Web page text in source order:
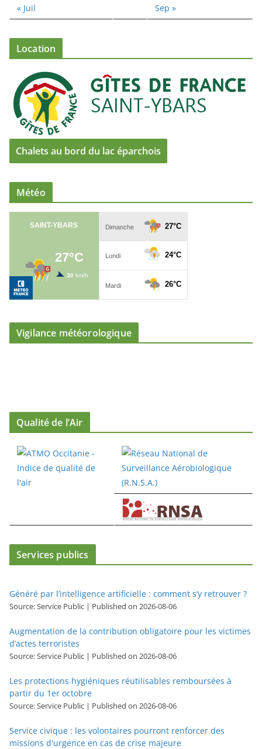
« Juil Sep »
Location
Chalets au bord du lac éparchois
Météo
Vigilance météorologique
Qualité de l’Air
Services publics
Généré par l’intelligence artificielle : comment s’y retrouver ?
Source: Service Public Published on 2026-08-06
Augmentation de la contribution obligatoire pour les victimes
d’actes terroristes
Source: Service Public Published on 2026-08-06
Les protections hygiéniques réutilisables remboursées à
partir du 1er octobre
Source: Service Public Published on 2026-08-06
Service civique : les volontaires pourront renforcer des
missions d'urgence en cas de crise majeure